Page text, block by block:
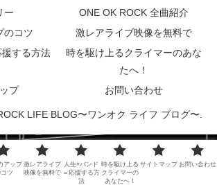
ー
ONE OK ROCK 全曲紹介
のコツ
激レアライブ映像を無料で
援する方法
時を駆け上るクライマーのあな
たへ！
プ
お問い合わせ
LIFE BLOG〜ワンオク ライフ ブログ〜.
アップ
ツ
激レアライブ
映像を無料で
人生×バンド
＝応援する方
法
時を駆け上る
クライマーの
あなたへ！
サイトマップ お問い合わせ